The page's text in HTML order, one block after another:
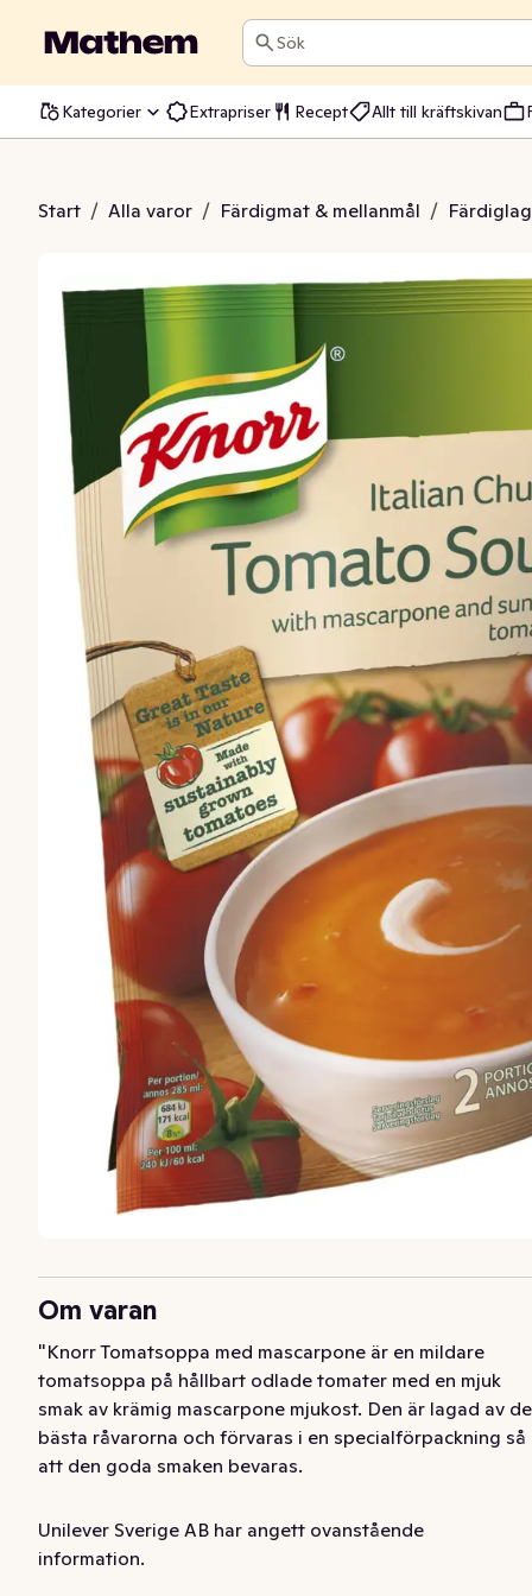
Sök
Kategorier Extrapriser Recept Allt till kräftskivan
Start / Alla varor / Färdigmat & mellanmål /
Italian Chunky
Om varan
"Knorr Tomatsoppa med mascarpone är en mildare
tomatsoppa på hållbart odlade tomater med en mjuk
smak av krämig mascarpone mjukost. Den är lagad av de
bästa råvarorna och förvaras i en specialförpackning så
att den goda smaken bevaras.
Färdig soppa som är klar att värmas och ätas direkt,
perfekt för 2 personer.
Unilever Sverige AB har angett ovanstående
information.